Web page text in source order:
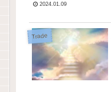
2024.01.09
Trade